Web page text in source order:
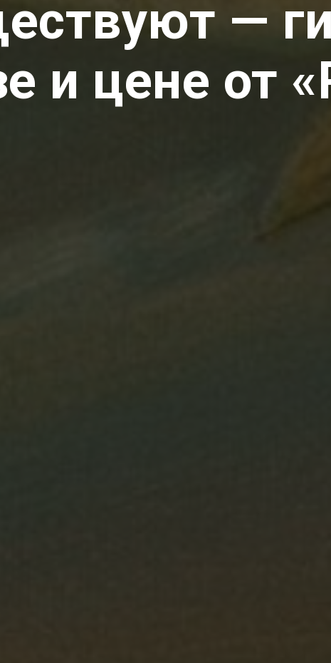
—
и цене от